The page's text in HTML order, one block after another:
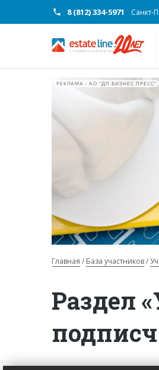
8 (812) 334-5971 Санкт-
РЕКЛАМА • АО "ДП БИЗНЕС ПРЕСС"
Главная База участников
Раздел